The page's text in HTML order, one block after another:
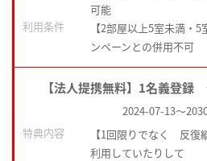
可能
利用条件
【2部屋以上5室未満・
ンペーンとの併用不可
【法人提携無料】1名義登
2024-07-13～
特典内容
【1回限りでなく 反復
利用していたりして